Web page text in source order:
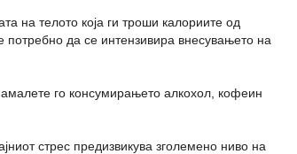
на телото која ги троши калориите од
потребно да се интензивира внесувањето на
го консумирањето алкохол, кофеин
стрес предизвикува зголемено ниво на